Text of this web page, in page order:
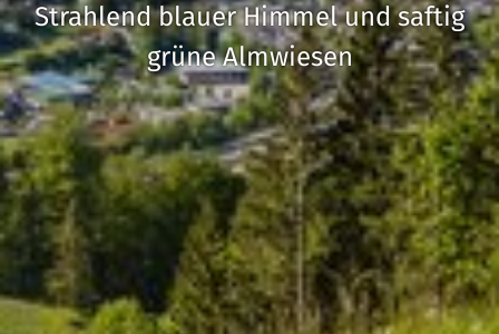
Strahlend blauer Himmel und saftig
grüne Almwiesen